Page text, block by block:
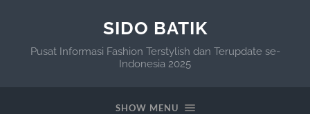
SIDO BATIK
Pusat Informasi Fashion Terstylish dan Terupdate se-
Indonesia 2025
SHOW MENU